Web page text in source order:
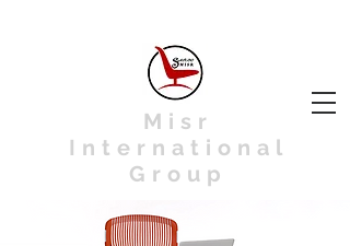
Misr
International
Group